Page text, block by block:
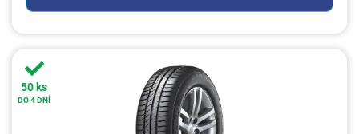
50 ks
DO 4 DNÍ